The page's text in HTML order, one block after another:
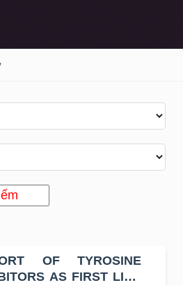
OF TYROSINE
AS FIRST LINE